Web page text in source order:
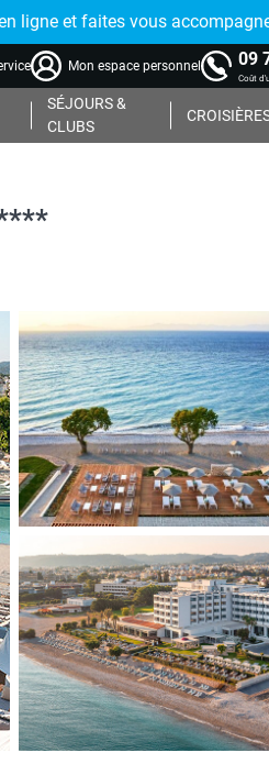
en ligne et faites vous
Mon espace personnel 09
Coût
SÉJOURS &
CLUBS